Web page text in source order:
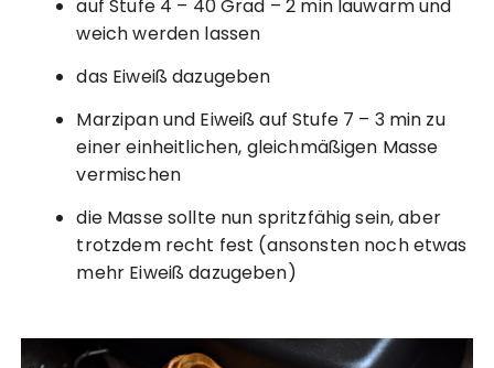
auf Stufe 4 – 40 Grad – 2 min lauwarm und
weich werden lassen
das Eiweiß dazugeben
Marzipan und Eiweiß auf Stufe 7 – 3 min zu
einer einheitlichen, gleichmäßigen Masse
vermischen
die Masse sollte nun spritzfähig sein, aber
trotzdem recht fest (ansonsten noch etwas
mehr Eiweiß dazugeben)